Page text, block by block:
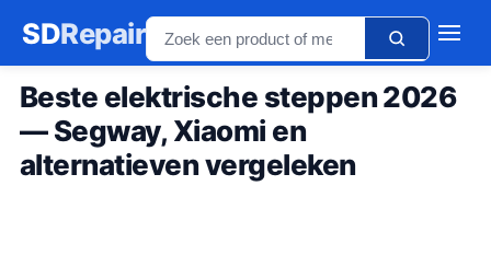
SDRepair
Beste elektrische steppen 2026
— Segway, Xiaomi en
alternatieven vergeleken